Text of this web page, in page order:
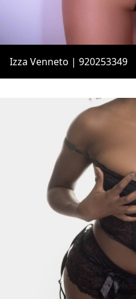
Izza Venneto | 920253349